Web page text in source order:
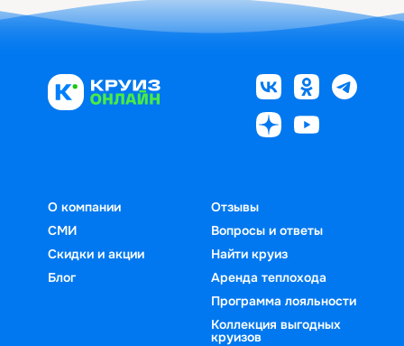
О компании
СМИ
Скидки и акции
Блог
Отзывы
Вопросы и ответы
Найти круиз
Аренда теплохода
Программа лояльности
Коллекция выгодных
круизов